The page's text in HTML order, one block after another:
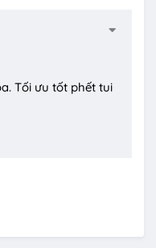
Tối ưu tốt phết tui